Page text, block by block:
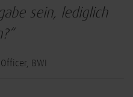
sein, lediglich
BWI